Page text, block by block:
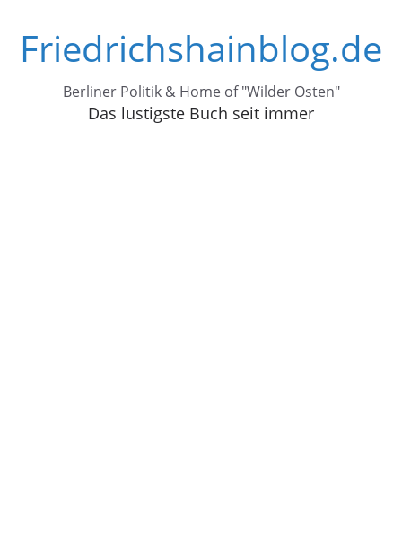
Inhalt
springen
Friedrichshainblog.de
Berliner Politik & Home of "Wilder Osten"
Das lustigste Buch seit immer